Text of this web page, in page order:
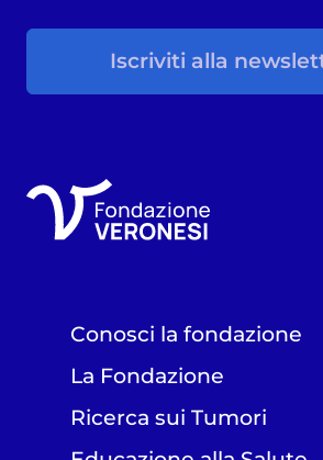
Iscriviti alla
Conosci la fondazione
La Fondazione
Ricerca sui Tumori